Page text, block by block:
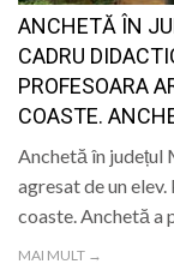
ANCHETĂ ÎN
CADRU
PROFESOARA
COASTE.
Anchetă în județul
agresat de un
coaste. Anchetă a
MAI MULT →